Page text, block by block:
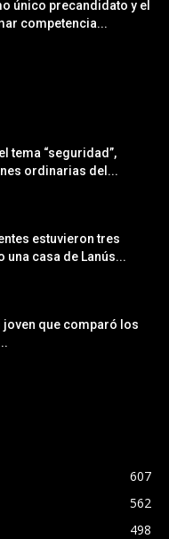
único precandidato y el
competencia...
tema “seguridad”,
ordinarias del...
estuvieron tres
una casa de Lanús...
joven que comparó los
607
562
498